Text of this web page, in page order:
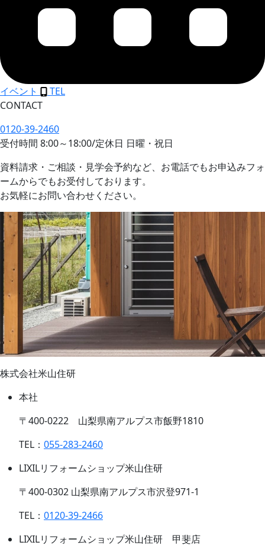
イベント
TEL
CONTACT
0120-39-2460
受付時間 8:00～18:00/定休日 日曜・祝日
資料請求・ご相談・見学会予約など、お電話でもお申込みフォ
ームからでもお受付しております。
お気軽にお問い合わせください。
株式会社米山住研
本社
〒400-0222 山梨県南アルプス市飯野1810
TEL： 055-283-2460
LIXILリフォームショップ米山住研
〒400-0302 山梨県南アルプス市沢登971-1
TEL： 0120-39-2466
LIXILリフォームショップ米山住研 甲斐店